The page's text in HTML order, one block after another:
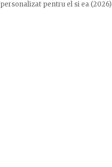
personalizat pentru el si ea (2026)